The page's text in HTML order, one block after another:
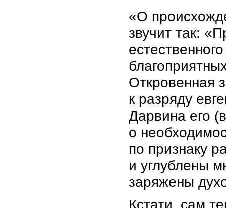
«О
звучит так:
Откровенная
к разряду
Дарвина его
о
по признаку
и углублены
заряжены
Кстати, сам